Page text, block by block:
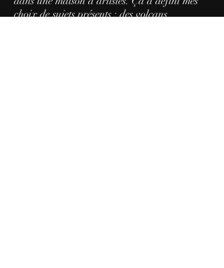
choix de sujets présents : des volcans